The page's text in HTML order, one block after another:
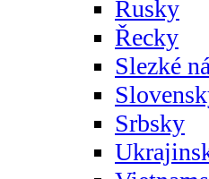
Rusky
Řecky
Slezké
Srbsky